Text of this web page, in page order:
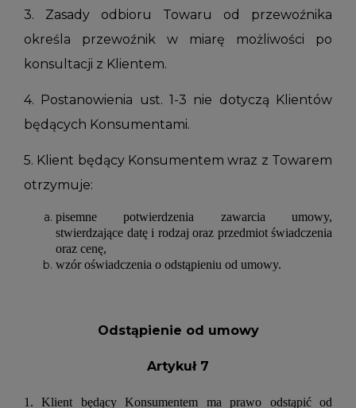
3. Zasady odbioru Towaru od przewoźnika
określa przewoźnik w miarę możliwości po
konsultacji z Klientem.
4. Postanowienia ust. 1-3 nie dotyczą Klientów
będących Konsumentami.
5. Klient będący Konsumentem wraz z Towarem
otrzymuje:
pisemne potwierdzenia zawarcia umowy,
stwierdzające datę i rodzaj oraz przedmiot świadczenia
oraz cenę,
wzór oświadczenia o odstąpieniu od umowy.
Odstąpienie od umowy
Artykuł 7
1. Klient będący Konsumentem ma prawo odstąpić od